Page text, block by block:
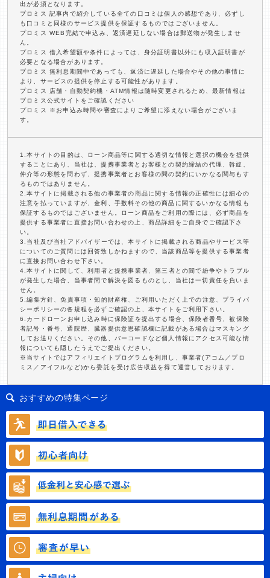
出が必須となります。
プロミス 記事内で紹介している全ての口コミは個人の感想であり、必ずし
も口コミと同様のサービス提供を保証するものではございません。
プロミス WEB完結で申込み、返済遅延しない場合は郵送物が発生しませ
ん。
プロミス 借入希望額や条件によっては、身分証明書以外にも収入証明書が
必要となる場合があります。
プロミス 無利息期間中であっても、返済に遅延した場合やその他の事情に
より、サービスの提供を停止する可能性があります。
プロミス 店舗・自動契約機・ATM情報は随時変更されるため、最新情報は
プロミス公式サイトをご確認ください
プロミス ※お申込み時間や審査によりご希望に添えない場合がございま
す。
1.本サイトの目的は、ローン商品等に関する適切な情報と選択の機会を提供
することにあり、当社は、提携事業者とお客様との契約締結の代理、斡旋、
仲介等の形態を問わず、提携事業者とお客様の間の契約にいかなる関与もす
るものではありません。
2.本サイトに掲載される他の事業者の商品に関する情報の正確性には細心の
注意を払っていますが、金利、手数料その他の商品に関するいかなる情報も
保証するものではございません。ローン商品をご利用の際には、必ず商品を
提供する事業者に直接お問い合わせの上、商品詳細をご自身でご確認下さ
い。
3.当社及び当社アドバイザーでは、本サイトに掲載される商品やサービス等
についてのご質問には回答致しかねますので、当該商品等を提供する事業者
に直接お問い合わせ下さい。
4.本サイトに関して、利用者と提携事業者、第三者との間で紛争やトラブル
が発生した場合、当事者間で解決を図るものとし、当社は一切責任を負いま
せん。
5.編集方針、免責事項・知的財産権、ご利用いただく上での注意、プライバ
シーポリシーの各規程を必ずご確認の上、本サイトをご利用下さい。
6.カードローンお申し込み時に保険証を提出する場合、保険者番号、被保険
者記号・番号、通院歴、臓器提供意思確認欄に記載がある場合はマスキング
してお送りください。その他、バーコードなど個人情報にアクセス可能な情
報についても隠したうえでご提出ください。
※当サイトではアフィリエイトプログラムを利用し、事業者(アコム／プロ
ミス／アイフルなど)から委託を受け広告収益を得て運営しております。
おすすめの特集ページ